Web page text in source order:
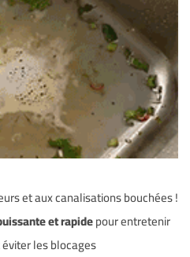
et aux canalisations bouchées !
et rapidepour entretenir
les blocages.